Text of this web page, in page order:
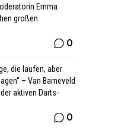
Emma
großen
0
die laufen, aber
– Van Barneveld
aktiven Darts-
0